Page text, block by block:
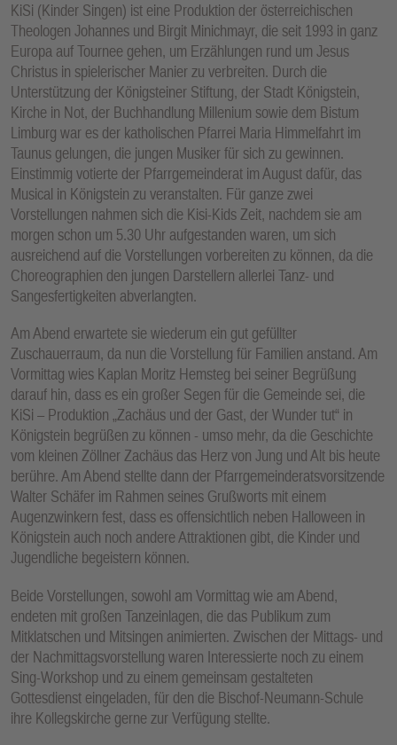
KiSi (Kinder Singen) ist eine Produktion der österreichischen
Theologen Johannes und Birgit Minichmayr, die seit 1993 in ganz
Europa auf Tournee gehen, um Erzählungen rund um Jesus
Christus in spielerischer Manier zu verbreiten. Durch die
Unterstützung der Königsteiner Stiftung, der Stadt Königstein,
Kirche in Not, der Buchhandlung Millenium sowie dem Bistum
Limburg war es der katholischen Pfarrei Maria Himmelfahrt im
Taunus gelungen, die jungen Musiker für sich zu gewinnen.
Einstimmig votierte der Pfarrgemeinderat im August dafür, das
Musical in Königstein zu veranstalten. Für ganze zwei
Vorstellungen nahmen sich die Kisi-Kids Zeit, nachdem sie am
morgen schon um 5.30 Uhr aufgestanden waren, um sich
ausreichend auf die Vorstellungen vorbereiten zu können, da die
Choreographien den jungen Darstellern allerlei Tanz- und
Sangesfertigkeiten abverlangten.
Am Abend erwartete sie wiederum ein gut gefüllter
Zuschauerraum, da nun die Vorstellung für Familien anstand. Am
Vormittag wies Kaplan Moritz Hemsteg bei seiner Begrüßung
darauf hin, dass es ein großer Segen für die Gemeinde sei, die
KiSi – Produktion „Zachäus und der Gast, der Wunder tut“ in
Königstein begrüßen zu können - umso mehr, da die Geschichte
vom kleinen Zöllner Zachäus das Herz von Jung und Alt bis heute
berühre. Am Abend stellte dann der Pfarrgemeinderatsvorsitzende
Walter Schäfer im Rahmen seines Grußworts mit einem
Augenzwinkern fest, dass es offensichtlich neben Halloween in
Königstein auch noch andere Attraktionen gibt, die Kinder und
Jugendliche begeistern können.
Beide Vorstellungen, sowohl am Vormittag wie am Abend,
endeten mit großen Tanzeinlagen, die das Publikum zum
Mitklatschen und Mitsingen animierten. Zwischen der Mittags- und
der Nachmittagsvorstellung waren Interessierte noch zu einem
Sing-Workshop und zu einem gemeinsam gestalteten
Gottesdienst eingeladen, für den die Bischof-Neumann-Schule
ihre Kollegskirche gerne zur Verfügung stellte.